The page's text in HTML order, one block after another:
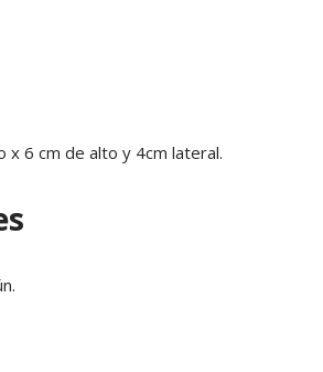
x 6 cm de alto y 4cm lateral.